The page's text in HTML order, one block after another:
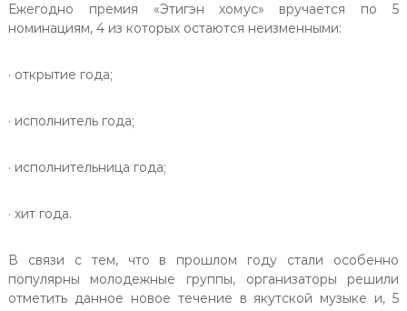
Ежегодно премия «Этигэн хомус» вручается по 5
номинациям, 4 из которых остаются неизменными:
· открытие года;
· исполнитель года;
· исполнительница года;
· хит года.
В связи с тем, что в прошлом году стали особенно
популярны молодежные группы, организаторы решили
отметить данное новое течение в якутской музыке и, 5